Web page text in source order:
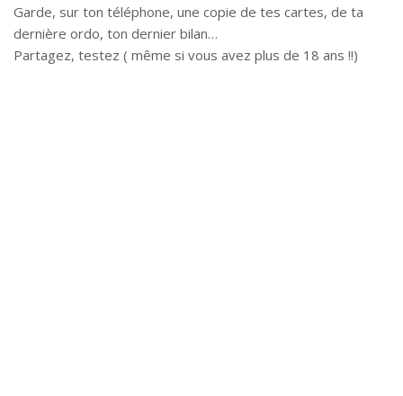
Garde, sur ton téléphone, une copie de tes cartes, de ta
dernière ordo, ton dernier bilan…
Partagez, testez ( même si vous avez plus de 18 ans !!)